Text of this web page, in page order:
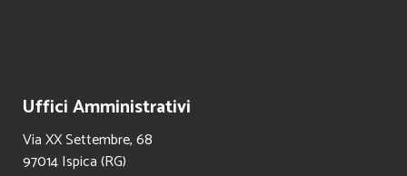
Uffici Amministrativi
Via XX Settembre, 68
97014 Ispica (RG)